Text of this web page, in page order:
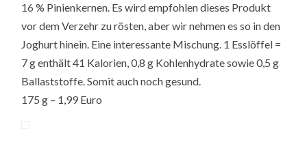
16 % Pinienkernen. Es wird empfohlen dieses Produkt
vor dem Verzehr zu rösten, aber wir nehmen es so in den
Joghurt hinein. Eine interessante Mischung. 1 Esslöffel =
7 g enthält 41 Kalorien, 0,8 g Kohlenhydrate sowie 0,5 g
Ballaststoffe. Somit auch noch gesund.
175 g – 1,99 Euro